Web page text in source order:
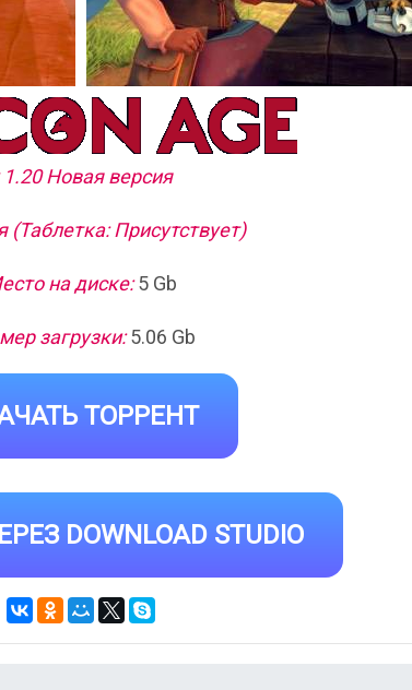
1.20 Новая версия
(Таблетка: Присутствует)
на диске:5 Gb
загрузки:5.06 Gb
ТОРРЕНТ
DOWNLOAD STUDIO